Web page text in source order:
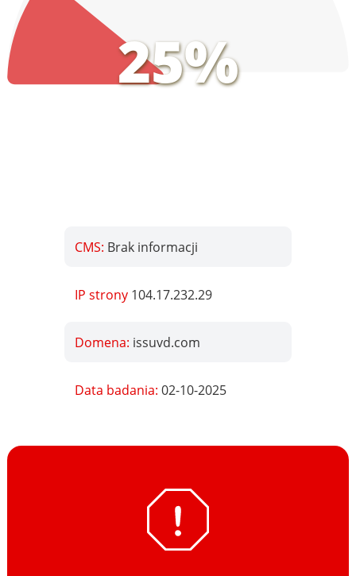
25%
CMS: Brak informacji
IP strony 104.17.232.29
Domena: issuvd.com
Data badania:02-10-2025